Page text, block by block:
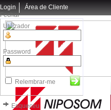
Login
Fechar
Utilizador
Password
Relembrar-me
Esqueceu
Área de Cliente